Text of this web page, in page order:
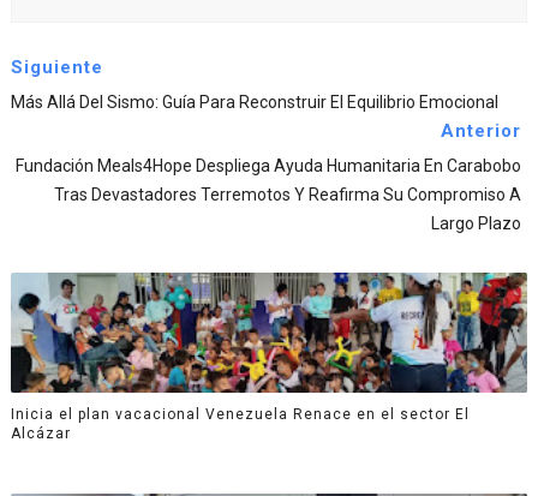
Siguiente
Más Allá Del Sismo: Guía Para Reconstruir El Equilibrio Emocional
Anterior
Fundación Meals4Hope Despliega Ayuda Humanitaria En Carabobo
Tras Devastadores Terremotos Y Reafirma Su Compromiso A
Largo Plazo
Inicia el plan vacacional Venezuela Renace en el sector El
Alcázar